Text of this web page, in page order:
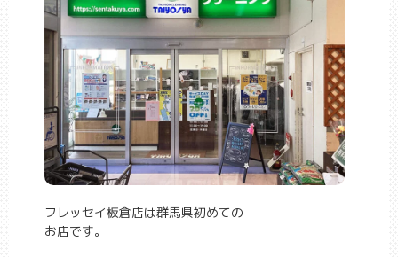
フレッセイ板倉店は群馬県初めての
お店です。